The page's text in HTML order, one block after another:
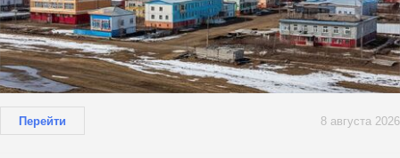
Перейти 8 августа 2026